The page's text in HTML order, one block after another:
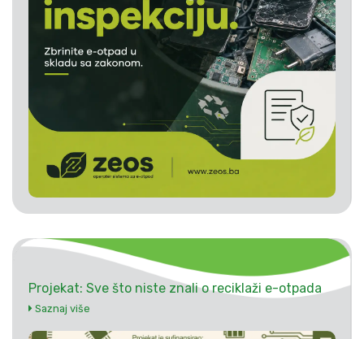
Projekat: Sve što niste znali o reciklaži e-otpada
Saznaj više